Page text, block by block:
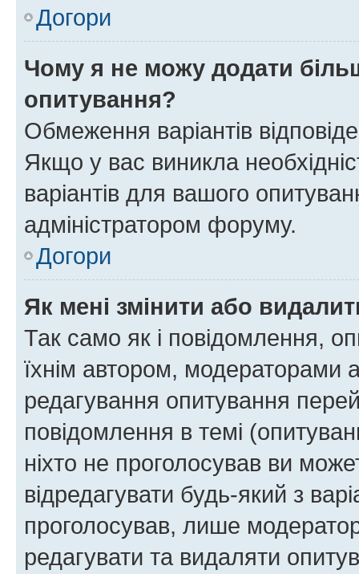
Догори
Чому я не можу додати
опитування?
Обмеження варіантів
Якщо у вас виникла
варіантів для вашого
адміністратором форуму.
Догори
Як мені змінити або
Так само як і повідомлення,
їхнім автором, модераторами
редагування опитування
повідомлення в темі
ніхто не проголосував ви
відредагувати будь-який з
проголосував, лише
редагувати та видаляти